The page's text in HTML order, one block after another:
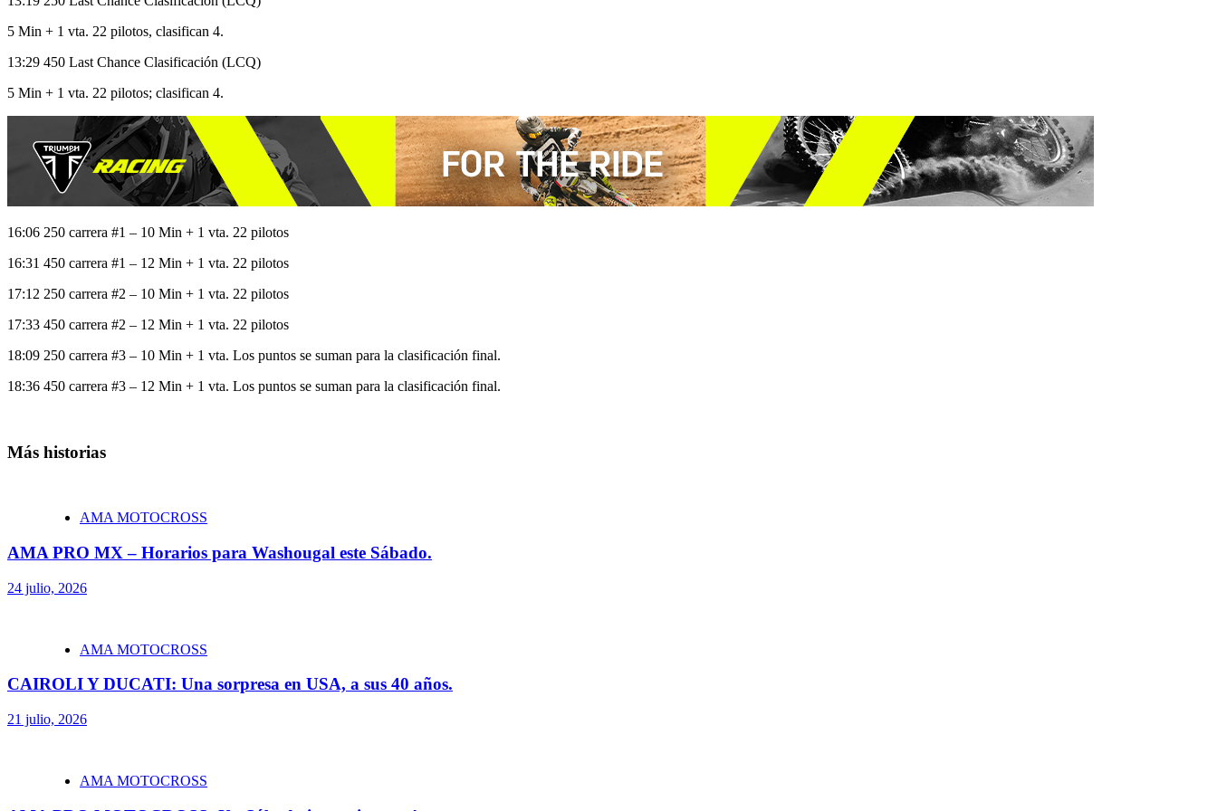
5 Min + 1 vta. 22 pilotos, clasifican 4.
13:29 450 Last Chance Clasificación (LCQ)
5 Min + 1 vta. 22 pilotos; clasifican 4.
16:06 250 carrera #1 – 10 Min + 1 vta. 22 pilotos
16:31 450 carrera #1 – 12 Min + 1 vta. 22 pilotos
17:12 250 carrera #2 – 10 Min + 1 vta. 22 pilotos
17:33 450 carrera #2 – 12 Min + 1 vta. 22 pilotos
18:09 250 carrera #3 – 10 Min + 1 vta. Los puntos se suman para la clasificación final.
18:36 450 carrera #3 – 12 Min + 1 vta. Los puntos se suman para la clasificación final.
Más historias
AMA MOTOCROSS
AMA PRO MX – Horarios para Washougal este Sábado.
24 julio, 2026
AMA MOTOCROSS
CAIROLI Y DUCATI: Una sorpresa en USA, a sus 40 años.
21 julio, 2026
AMA MOTOCROSS